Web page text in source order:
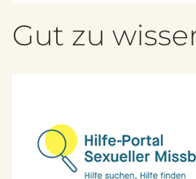
Gut zu